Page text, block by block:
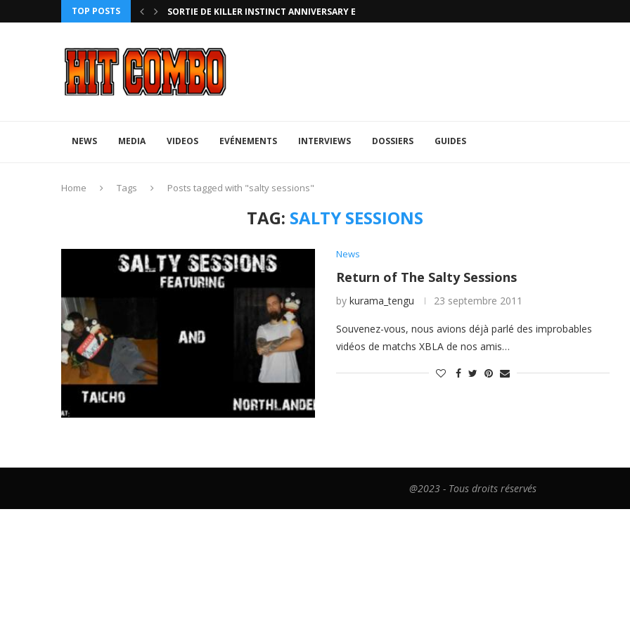
TOP POSTS
AVEC ROLLBACK... SORTIE DE KILLER INSTINCT ANNIVERSARY EDITION
NEWS MEDIA VIDEOS EVÉNEMENTS INTERVIEWS DOSSIERS GUIDES
Home Tags Posts tagged with "salty sessions"
TAG: SALTY SESSIONS
News
Return of The Salty Sessions
by kurama_tengu 23 septembre 2011
Souvenez-vous, nous avions déjà parlé des improbables
vidéos de matchs XBLA de nos amis…
@2023 - Tous droits réservés